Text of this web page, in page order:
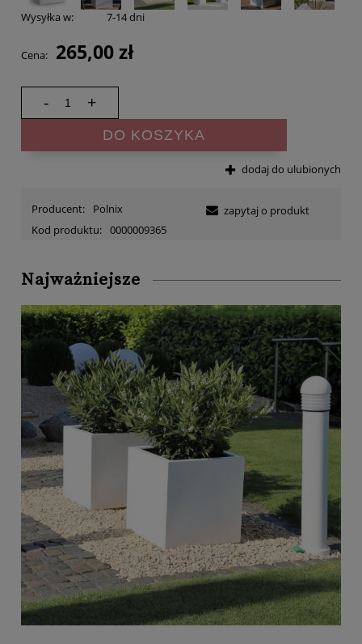
Wysyłka w: 7-14 dni
Cena: 265,00 zł
- +
DO KOSZYKA
dodaj do ulubionych
Producent:
Polnix
Kod produktu: 0000009365
zapytaj o produkt
Najważniejsze